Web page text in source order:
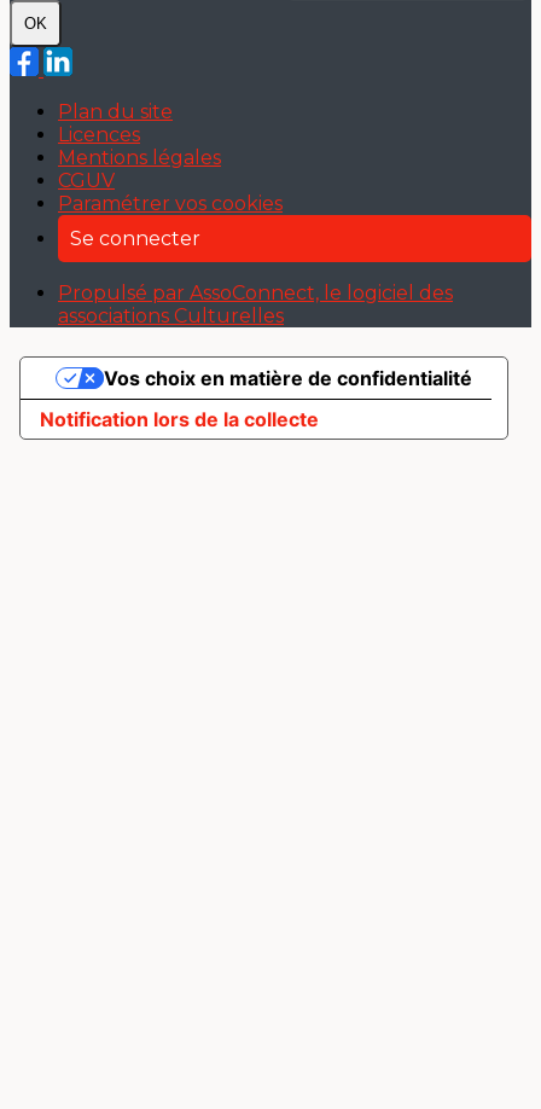
OK
Plan du site
Licences
Mentions légales
CGUV
Paramétrer vos cookies
Se connecter
Propulsé par AssoConnect, le logiciel des
associations Culturelles
Notification lors de la collecte
Vos choix en matière de confidentialité